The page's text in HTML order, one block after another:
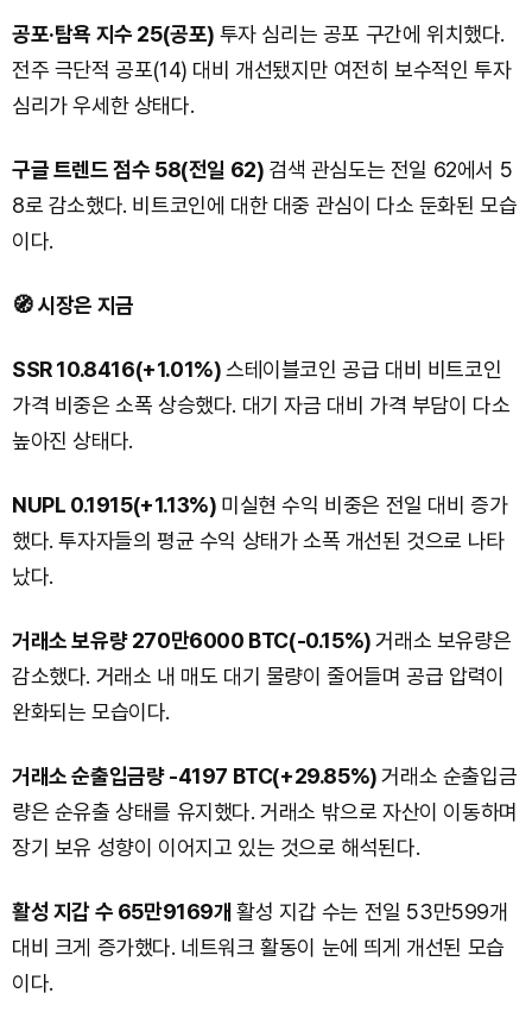
공포·탐욕 지수 25(공포) 투자 심리는 공포 구간에 위치했다.
전주 극단적 공포(14) 대비 개선됐지만 여전히 보수적인 투자
심리가 우세한 상태다.
구글 트렌드 점수 58(전일 62) 검색 관심도는 전일 62에서 5
8로 감소했다. 비트코인에 대한 대중 관심이 다소 둔화된 모습
이다.
🧭 시장은 지금
SSR 10.8416(+1.01%)스테이블코인 공급 대비 비트코인
가격 비중은 소폭 상승했다. 대기 자금 대비 가격 부담이 다소
높아진 상태다.
NUPL 0.1915(+1.13%) 미실현 수익 비중은 전일 대비 증가
했다. 투자자들의 평균 수익 상태가 소폭 개선된 것으로 나타
났다.
거래소 보유량 270만6000 BTC(-0.15%)거래소 보유량은
감소했다. 거래소 내 매도 대기 물량이 줄어들며 공급 압력이
완화되는 모습이다.
거래소 순출입금량 -4197 BTC(+29.85%)거래소 순출입금
량은 순유출 상태를 유지했다. 거래소 밖으로 자산이 이동하며
장기 보유 성향이 이어지고 있는 것으로 해석된다.
활성 지갑 수 65만9169개활성 지갑 수는 전일 53만599개
대비 크게 증가했다. 네트워크 활동이 눈에 띄게 개선된 모습
이다.